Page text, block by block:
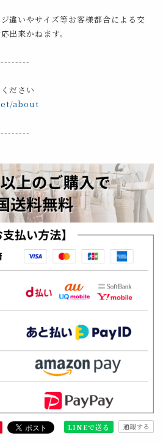
違いやサイズ等お客様都合による交
出来かねます。
ださい
about
LINEで送る 通報する